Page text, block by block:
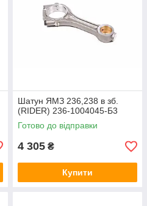
Шатун ЯМЗ 236,238 в зб.
(RIDER) 236-1004045-Б3
Готово до відправки
4 305 ₴
Купити